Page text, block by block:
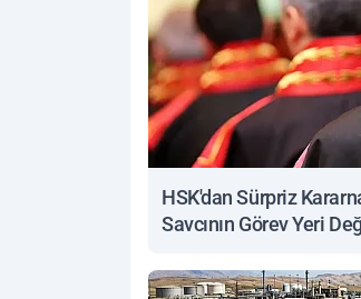
HSK'dan Sürpriz
Savcının Görev Yeri